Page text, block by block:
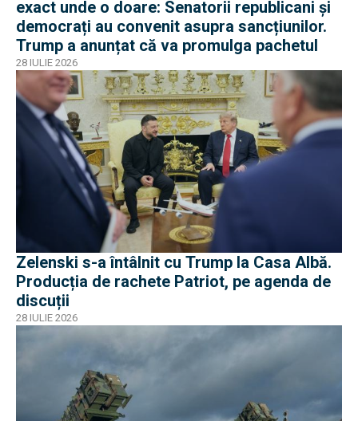
exact unde o doare: Senatorii republicani și
democrați au convenit asupra sancțiunilor.
Trump a anunțat că va promulga pachetul
28 IULIE 2026
Zelenski s-a întâlnit cu Trump la Casa Albă.
Producția de rachete Patriot, pe agenda de
discuții
28 IULIE 2026